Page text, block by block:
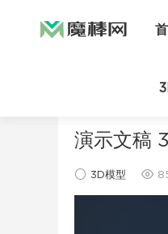
演示文稿
3D模型